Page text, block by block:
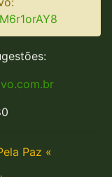
Paz «